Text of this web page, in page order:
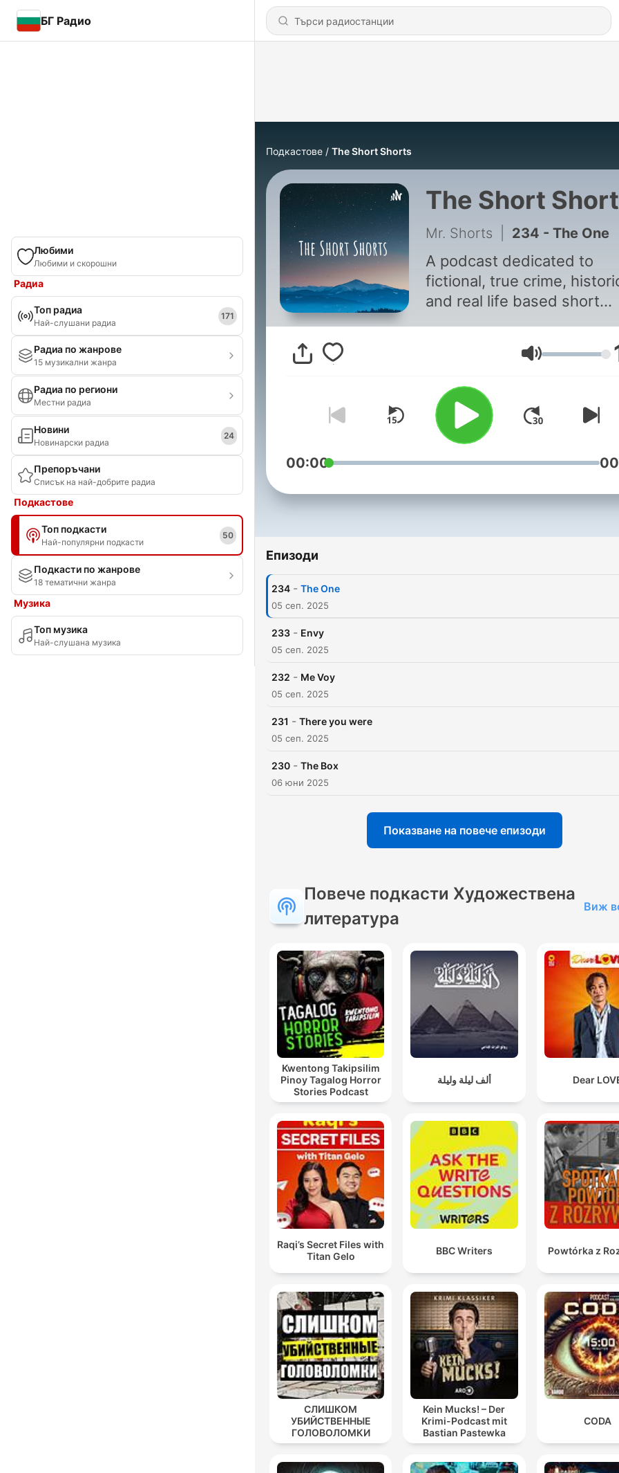
БГ Радио
Любими
Любими и скорошни
Радиа
Топ радиа
Най-слушани радиа
171
Радиа по жанрове
15 музикални жанра
Радиа по региони
Местни радиа
Новини
Новинарски радиа
24
Препоръчани
Списък на най-добрите радиа
Подкастове
Топ подкасти
Най-популярни подкасти
50
Подкасти по жанрове
18 тематични жанра
Музика
Топ музика
Най-слушана музика
Подкастове The Short Shorts
The Short
Mr. Shorts 234 - The One
A podcast dedicated to
fictional, true crime,
and real life based short
place. Please share us and
subscribe! Contact me at
Сила на звука
00:00
Епизоди
234 - The One
05 сеп. 2025
233 - Envy
05 сеп. 2025
232 - Me Voy
05 сеп. 2025
231 - There you were
05 сеп. 2025
230 - The Box
06 юни 2025
Показване на повече епизоди
Повече подкасти Художествена
литература
Виж
Kwentong Takipsilim
Pinoy Tagalog Horror
Stories Podcast
ألف ليلة وليلة Dear
Raqi’s Secret Files with
Titan Gelo
BBC Writers Powtórka z
СЛИШКОМ
УБИЙСТВЕННЫЕ
ГОЛОВОЛОМКИ
Kein Mucks! – Der
Krimi-Podcast mit
Bastian Pastewka
CODA